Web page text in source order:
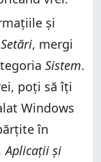
și
Setări, mergi
Sistem.
poți să îți
Windows
în
Aplicații și